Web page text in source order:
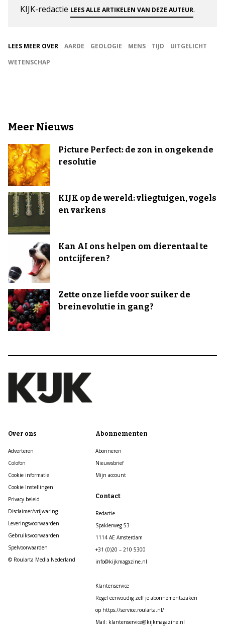
KIJK-redactie LEES ALLE ARTIKELEN VAN DEZE AUTEUR.
LEES MEER OVER AARDE GEOLOGIE MENS TIJD
UITGELICHT
WETENSCHAP
Meer Nieuws
Picture Perfect: de zon in ongekende
resolutie
KIJK op de wereld: vliegtuigen, vogels
en varkens
Kan AI ons helpen om dierentaal te
ontcijferen?
Zette onze liefde voor suiker de
breinevolutie in gang?
Over ons
Adverteren
Colofon
Cookie informatie
Cookie Instellingen
Privacy beleid
Disclaimer/vrijwaring
Leveringsvoorwaarden
Gebruiksvoorwaarden
Spelvoorwaarden
© Roularta Media Nederland
Abonnementen
Abonneren
Nieuwsbrief
Mijn account
Contact
Redactie
Spaklerweg 53
1114 AE Amsterdam
+31 (0)20 – 210 5300
info@kijkmagazine.nl
Klantenservice
Regel eenvoudig zelf je abonnementszaken
op https://service.roularta.nl/
Mail: klantenservice@kijkmagazine.nl